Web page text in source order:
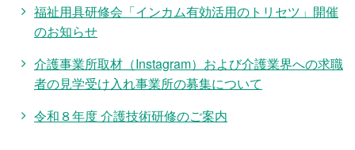
福祉用具研修会「インカム有効活用のトリセツ」開催
のお知らせ
介護事業所取材（Instagram）および介護業界への求職
者の見学受け入れ事業所の募集について
令和８年度 介護技術研修のご案内